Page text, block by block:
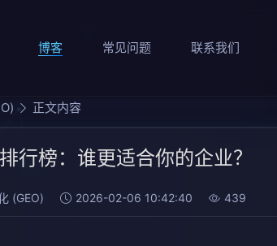
博客 常见问题 联系我们
正文内容
行榜：谁更适合你的企业？
(GEO) 2026-02-06 10:42:40 439